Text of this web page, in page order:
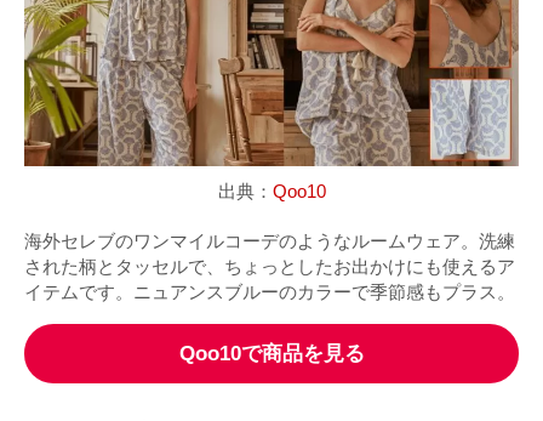
出典： Qoo10
海外セレブのワンマイルコーデのようなルームウェア。洗練
された柄とタッセルで、ちょっとしたお出かけにも使えるア
イテムです。ニュアンスブルーのカラーで季節感もプラス。
Qoo10で商品を見る